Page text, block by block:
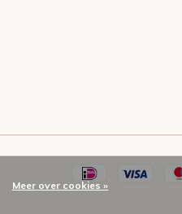
Meer over cookies »